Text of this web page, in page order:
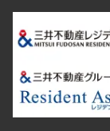
市
芝浦・汐留・品川
目
池尻大橋・三軒茶屋
駒沢・用賀・二子玉
豊島区
杉並区
葛飾区
江戸川区